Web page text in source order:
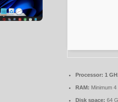
Processor: 1
RAM: Minimum 4
Disk space: 64